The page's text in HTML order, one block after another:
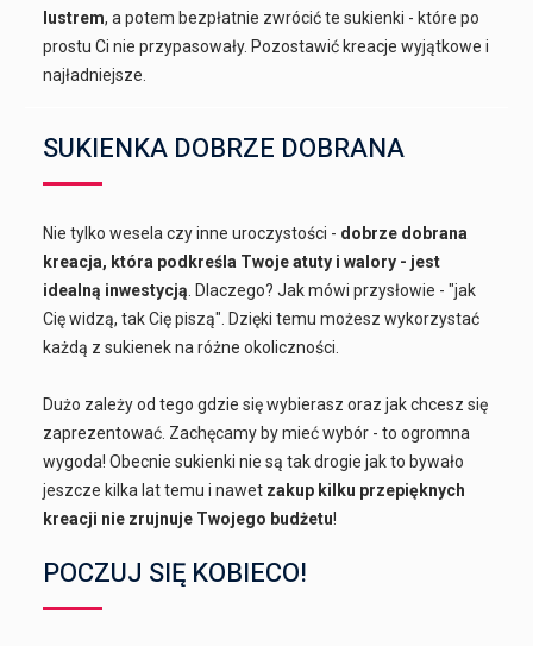
lustrem, a potem bezpłatnie zwrócić te sukienki - które po
prostu Ci nie przypasowały. Pozostawić kreacje wyjątkowe i
najładniejsze.
SUKIENKA DOBRZE DOBRANA
Nie tylko wesela czy inne uroczystości - dobrze dobrana
kreacja, która podkreśla Twoje atuty i walory - jest
idealną inwestycją . Dlaczego? Jak mówi przysłowie - "jak
Cię widzą, tak Cię piszą". Dzięki temu możesz wykorzystać
każdą z sukienek na różne okoliczności.
Dużo zależy od tego gdzie się wybierasz oraz jak chcesz się
zaprezentować. Zachęcamy by mieć wybór - to ogromna
wygoda! Obecnie sukienki nie są tak drogie jak to bywało
jeszcze kilka lat temu i nawet zakup kilku przepięknych
kreacji nie zrujnuje Twojego budżetu!
POCZUJ SIĘ KOBIECO!